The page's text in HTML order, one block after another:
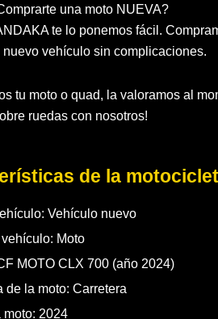
una moto NUEVA?
te lo ponemos fácil.
nuevo vehículo sin complicaciones.
tu moto o quad, la valoramos al
ruedas con nosotros!
de la
Vehículo nuevo
Moto
MOTO CLX 700 (año 2024)
de la moto: Carretera
moto: 2024